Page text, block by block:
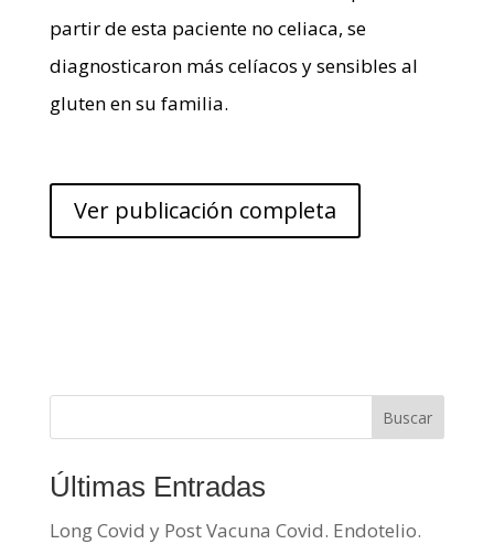
partir de esta paciente no celiaca, se
diagnosticaron más celíacos y sensibles al
gluten en su familia.
Ver publicación completa
Buscar
Últimas Entradas
Long Covid y Post Vacuna Covid. Endotelio.